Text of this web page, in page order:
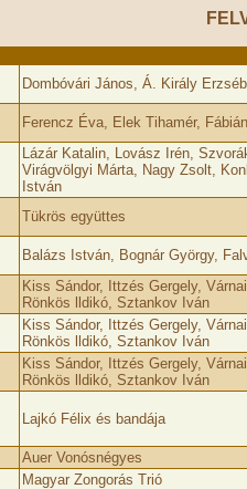
Dombóvári János, Á. Király
Ferencz Éva, Elek Tihamér,
Lázár Katalin, Lovász Irén,
Virágvölgyi Márta, Nagy Zsolt,
István
Tükrös együttes
Balázs István, Bognár György,
Kiss Sándor, Ittzés Gergely,
Rönkös lldikó, Sztankov Iván
Kiss Sándor, Ittzés Gergely,
Rönkös lldikó, Sztankov Iván
Kiss Sándor, Ittzés Gergely,
Rönkös lldikó, Sztankov Iván
Lajkó Félix és bandája
Auer Vonósnégyes
Magyar Zongorás Trió